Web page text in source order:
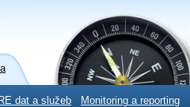
dat a služeb Monitoring a reporting